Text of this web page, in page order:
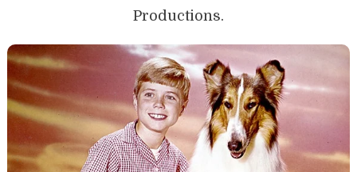
Productions.